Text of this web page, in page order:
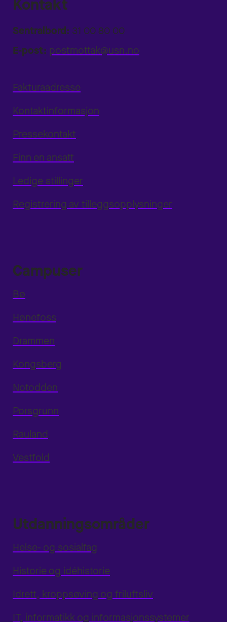
Kontakt
Sentralbord: 31 00 80 00
E-post: postmottak@usn.no
Fakturaadresse
Kontaktinformasjon
Pressekontakt
Finn en ansatt
Ledige stillinger
Registrering av tilleggsopplysninger
Campuser
Bø
Hønefoss
Drammen
Kongsberg
Notodden
Porsgrunn
Rauland
Vestfold
Utdanningsområder
Helse- og sosialfag
Historie og idéhistorie
Idrett, kroppsøving og friluftsliv
IT, informatikk og informasjonssystemer